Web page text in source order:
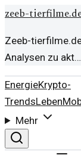
zeeb-
Zeeb-
Analysen zu akt…
EnergieKrypto-
TrendsLeben
Mehr